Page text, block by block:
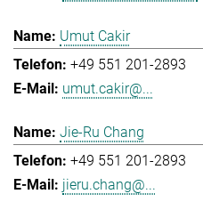
Umut Cakir
+49 551 201-2893
umut.cakir@...
Jie-Ru Chang
+49 551 201-2893
jieru.chang@...